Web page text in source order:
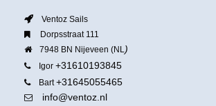
Ventoz Sails
Dorpsstraat 111
7948 BN Nijeveen (NL)
Igor +31610193845
Bart+31645055465
info@ventoz.nl